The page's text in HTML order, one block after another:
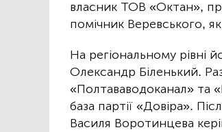
власник ТОВ «Октан»,
помічник Веревського,
На регіональному рівні
Олександр Біленький.
«Полтававодоканал» та
база партії «Довіра».
Василя Воротинцева